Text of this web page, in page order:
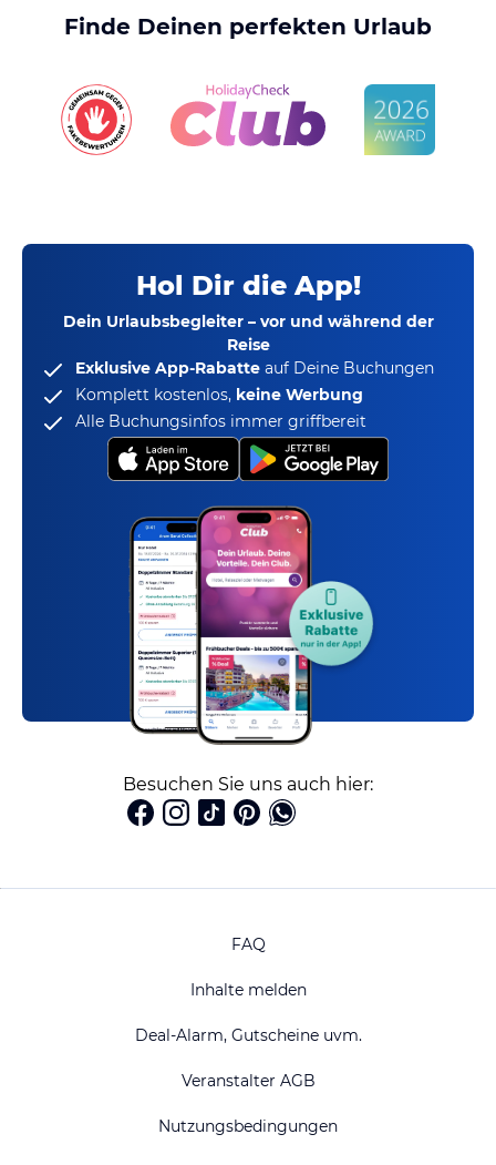
Finde Deinen perfekten Urlaub
Hol Dir die App!
Dein Urlaubsbegleiter – vor und während der
Reise
Exklusive App-Rabatte auf Deine Buchungen
Komplett kostenlos, keine Werbung
Alle Buchungsinfos immer griffbereit
Besuchen Sie uns auch hier:
FAQ
Inhalte melden
Deal-Alarm, Gutscheine uvm.
Veranstalter AGB
Nutzungsbedingungen